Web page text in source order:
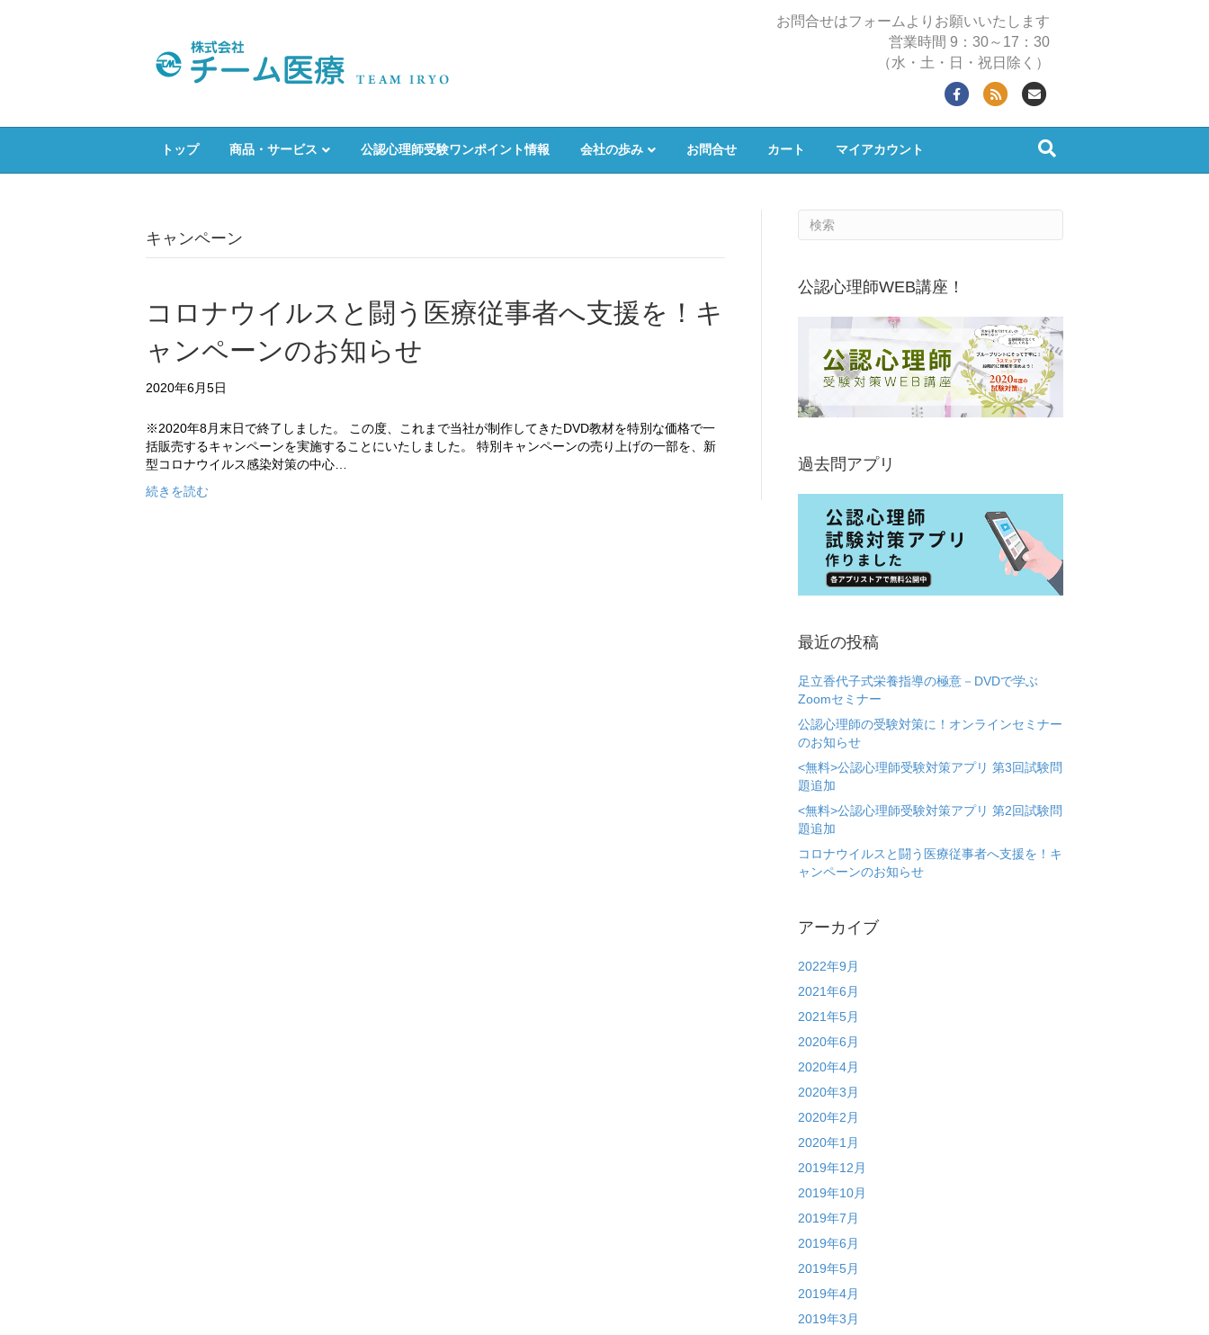
お問合せはフォームよりお願いいたします
営業時間 9：30～17：30
（水・土・日・祝日除く）
FacebookRss
トップ 商品・サービス 公認心理師受験ワンポイント情報 会社の歩み お問合せ カート マイアカウント
キャンペーン
コロナウイルスと闘う医療従事者へ支援を！キ
ャンペーンのお知らせ
2020年6月5日
※2020年8月末日で終了しました。 この度、これまで当社が制作してきたDVD教材を特別な価格で一
括販売するキャンペーンを実施することにいたしました。 特別キャンペーンの売り上げの一部を、新
型コロナウイルス感染対策の中心…
続きを読む
公認心理師WEB講座！
過去問アプリ
最近の投稿
足立香代子式栄養指導の極意－DVDで学ぶ
Zoomセミナー
公認心理師の受験対策に！オンラインセミナー
のお知らせ
<無料>公認心理師受験対策アプリ 第3回試験問
題追加
<無料>公認心理師受験対策アプリ 第2回試験問
題追加
コロナウイルスと闘う医療従事者へ支援を！キ
ャンペーンのお知らせ
アーカイブ
2022年9月
2021年6月
2021年5月
2020年6月
2020年4月
2020年3月
2020年2月
2020年1月
2019年12月
2019年10月
2019年7月
2019年6月
2019年5月
2019年4月
2019年3月